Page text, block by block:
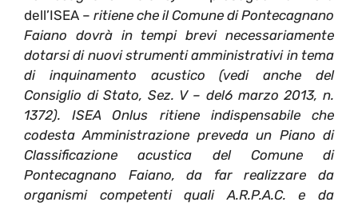
dell’ISEA – ritiene che il Comune di Pontecagnano
Faiano dovrà in tempi brevi necessariamente
dotarsi di nuovi strumenti amministrativi in tema
di inquinamento acustico (vedi anche del
Consiglio di Stato, Sez. V – del6 marzo 2013, n.
1372). ISEA Onlus ritiene indispensabile che
codesta Amministrazione preveda un Piano di
Classificazione acustica del Comune di
Pontecagnano Faiano, da far realizzare da
organismi competenti quali A.R.P.A.C. e da